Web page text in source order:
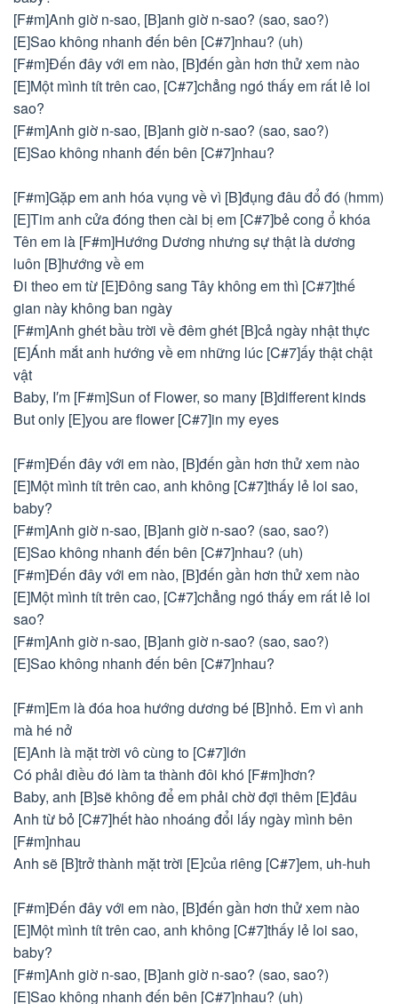
[F#m]Anh giờ n-sao, [B]anh giờ n-sao? (sao, sao?)
[E]Sao không nhanh đến bên [C#7]nhau? (uh)
[F#m]Đến đây với em nào, [B]đến gần hơn thử xem nào
[E]Một mình tít trên cao, [C#7]chẳng ngó thấy em rất lẻ loi
sao?
[F#m]Anh giờ n-sao, [B]anh giờ n-sao? (sao, sao?)
[E]Sao không nhanh đến bên [C#7]nhau?
[F#m]Gặp em anh hóa vụng về vì [B]đụng đâu đổ đó (hmm)
[E]Tim anh cửa đóng then cài bị em [C#7]bẻ cong ổ khóa
Tên em là [F#m]Hướng Dương nhưng sự thật là dương
luôn [B]hướng về em
Đi theo em từ [E]Đông sang Tây không em thì [C#7]thế
gian này không ban ngày
[F#m]Anh ghét bầu trời về đêm ghét [B]cả ngày nhật thực
[E]Ánh mắt anh hướng về em những lúc [C#7]ấy thật chật
vật
Baby, I′m [F#m]Sun of Flower, so many [B]different kinds
But only [E]you are flower [C#7]in my eyes
[F#m]Đến đây với em nào, [B]đến gần hơn thử xem nào
[E]Một mình tít trên cao, anh không [C#7]thấy lẻ loi sao,
baby?
[F#m]Anh giờ n-sao, [B]anh giờ n-sao? (sao, sao?)
[E]Sao không nhanh đến bên [C#7]nhau? (uh)
[F#m]Đến đây với em nào, [B]đến gần hơn thử xem nào
[E]Một mình tít trên cao, [C#7]chẳng ngó thấy em rất lẻ loi
sao?
[F#m]Anh giờ n-sao, [B]anh giờ n-sao? (sao, sao?)
[E]Sao không nhanh đến bên [C#7]nhau?
[F#m]Em là đóa hoa hướng dương bé [B]nhỏ. Em vì anh
mà hé nở
[E]Anh là mặt trời vô cùng to [C#7]lớn
Có phải điều đó làm ta thành đôi khó [F#m]hơn?
Baby, anh [B]sẽ không để em phải chờ đợi thêm [E]đâu
Anh từ bỏ [C#7]hết hào nhoáng đổi lấy ngày mình bên
[F#m]nhau
Anh sẽ [B]trở thành mặt trời [E]của riêng [C#7]em, uh-huh
[F#m]Đến đây với em nào, [B]đến gần hơn thử xem nào
[E]Một mình tít trên cao, anh không [C#7]thấy lẻ loi sao,
baby?
[F#m]Anh giờ n-sao, [B]anh giờ n-sao? (sao, sao?)
[E]Sao không nhanh đến bên [C#7]nhau? (uh)